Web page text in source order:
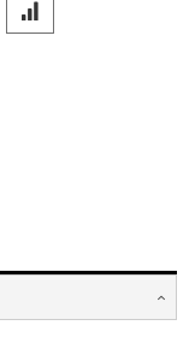
et dolore
quis nostrud
ex ea
et dolore
quis nostrud
ex ea
et dolore
quis nostrud
ex ea